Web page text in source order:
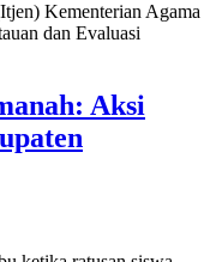
Kementerian Agama
dan Evaluasi
Aksi